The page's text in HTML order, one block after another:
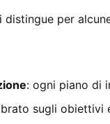
distingue per
: ogni piano di
sugli obiettivi